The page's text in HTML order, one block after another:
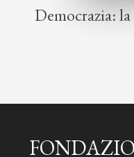
Democrazia: